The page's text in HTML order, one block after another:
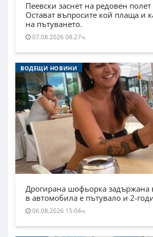
Пеевски заснет на редовен полет
Остават въпросите кой плаща и
на пътуването.
07.08.2026 08:27ч.
ВОДЕЩИ НОВИНИ
Дрогирана шофьорка задържана
в автомобила е пътувало и 2-
06.08.2026 15:04ч.